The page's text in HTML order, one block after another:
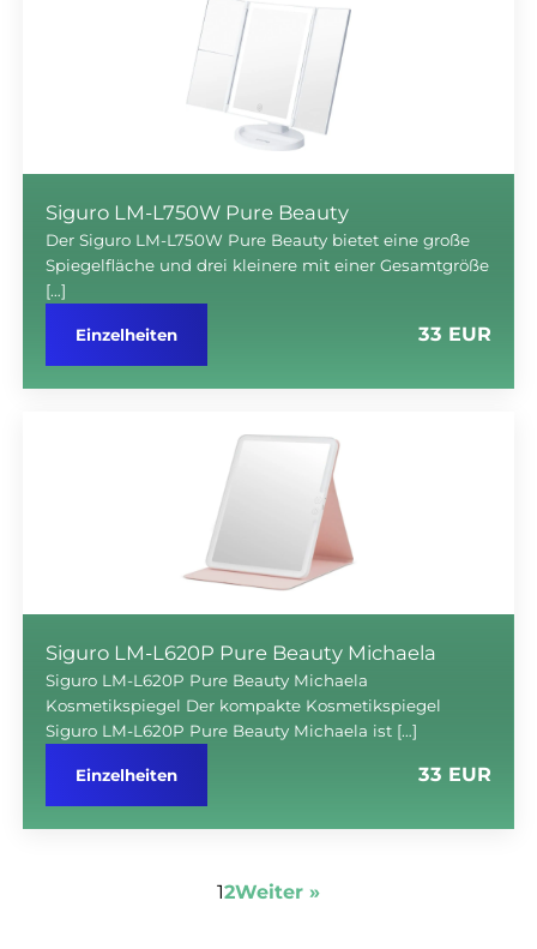
Siguro LM-L750W Pure Beauty
Der Siguro LM-L750W Pure Beauty bietet eine große
Spiegelfläche und drei kleinere mit einer Gesamtgröße
[…]
Einzelheiten 33 EUR
Siguro LM-L620P Pure Beauty Michaela
Siguro LM-L620P Pure Beauty Michaela
Kosmetikspiegel Der kompakte Kosmetikspiegel
Siguro LM-L620P Pure Beauty Michaela ist […]
Einzelheiten 33 EUR
12Weiter »